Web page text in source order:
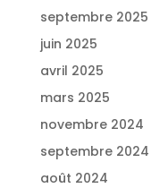
septembre 2025
juin 2025
avril 2025
mars 2025
novembre 2024
septembre 2024
août 2024